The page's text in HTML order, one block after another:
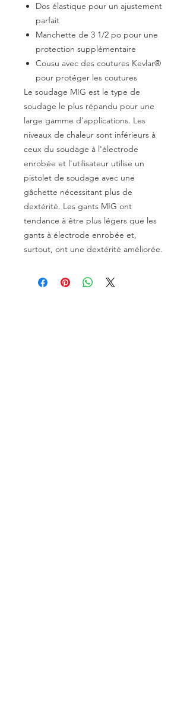
Dos élastique pour un ajustement
parfait
Manchette de 3 1/2 po pour une
protection supplémentaire
Cousu avec des coutures Kevlar®
pour protéger les coutures
Le soudage MIG est le type de
soudage le plus répandu pour une
large gamme d'applications. Les
niveaux de chaleur sont inférieurs à
ceux du soudage à l'électrode
enrobée et l'utilisateur utilise un
pistolet de soudage avec une
gâchette nécessitant plus de
dextérité. Les gants MIG ont
tendance à être plus légers que les
gants à électrode enrobée et,
surtout, ont une dextérité améliorée.